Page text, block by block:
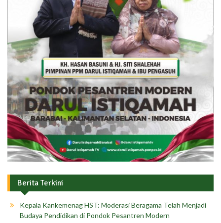
Berita Terkini
Kepala Kankemenag HST: Moderasi Beragama Telah Menjadi
Budaya Pendidikan di Pondok Pesantren Modern